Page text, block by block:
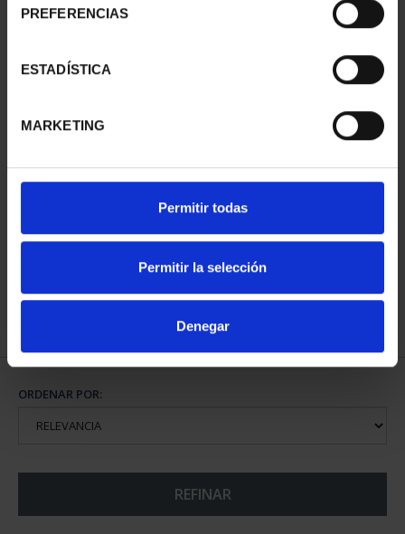
PREFERENCIAS
ESTADÍSTICA
MARKETING
Permitir todas
Permitir la selección
Denegar
CAPITALES ESPAÑOLAS
73,00 €
CAPITALES ESPAÑOLAS
73,00 €
ORDENAR POR:
REFINAR